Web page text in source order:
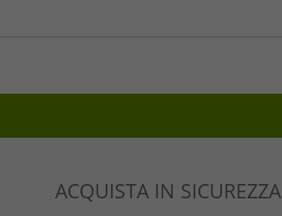
ACQUISTA IN SICUREZZA